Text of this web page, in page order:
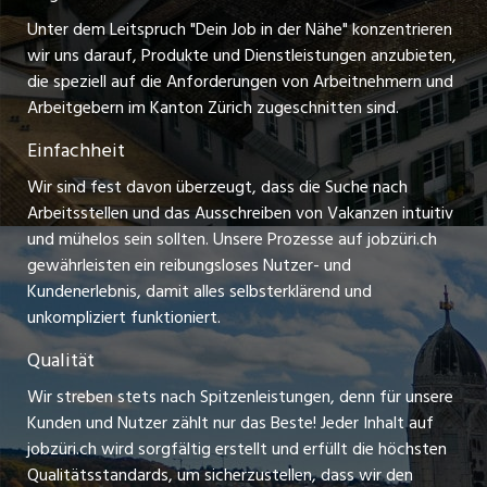
Freelance Jobs
Praktikum-Jobs
Lehrstellen
Ferienjobs
Führungspositionen
Arbeitgeber
Jobline
Stellenmeldepflicht
myjob.ch
schaffu.ch (VS)
ajourjob.ch
limmattalerzeitung.ch
radio24.ch
toxic.fm
telezüri.ch
chmedia.ch
Unter dem Leitspruch "Dein Job in der Nähe" konzentrieren
wir uns darauf, Produkte und Dienstleistungen anzubieten,
die speziell auf die Anforderungen von Arbeitnehmern und
Arbeitgebern im Kanton Zürich zugeschnitten sind.
Einfachheit
Wir sind fest davon überzeugt, dass die Suche nach
Arbeitsstellen und das Ausschreiben von Vakanzen intuitiv
und mühelos sein sollten. Unsere Prozesse auf jobzüri.ch
gewährleisten ein reibungsloses Nutzer- und
Kundenerlebnis, damit alles selbsterklärend und
unkompliziert funktioniert.
Qualität
Wir streben stets nach Spitzenleistungen, denn für unsere
Kunden und Nutzer zählt nur das Beste! Jeder Inhalt auf
jobzüri.ch wird sorgfältig erstellt und erfüllt die höchsten
Qualitätsstandards, um sicherzustellen, dass wir den